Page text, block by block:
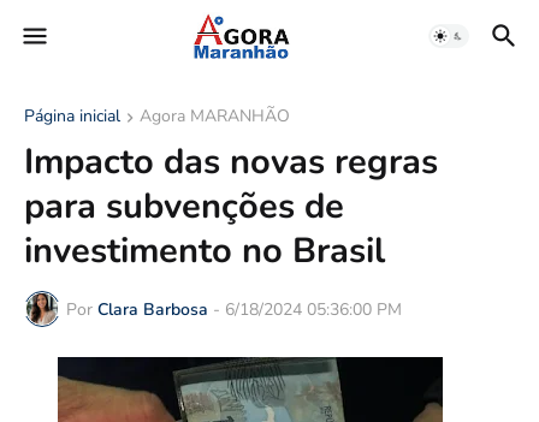
Página inicial Agora MARANHÃO
Impacto das novas regras
para subvenções de
investimento no Brasil
Por Clara Barbosa - 6/18/2024 05:36:00 PM